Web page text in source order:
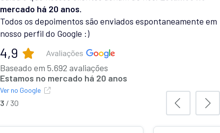
mercado há 20 anos.
Todos os depoimentos são enviados espontaneamente em
nosso perfil do Google :)
4,9
Baseado em 5.692 avaliações
Estamos no mercado há 20 anos
Ver no Google
3 / 30